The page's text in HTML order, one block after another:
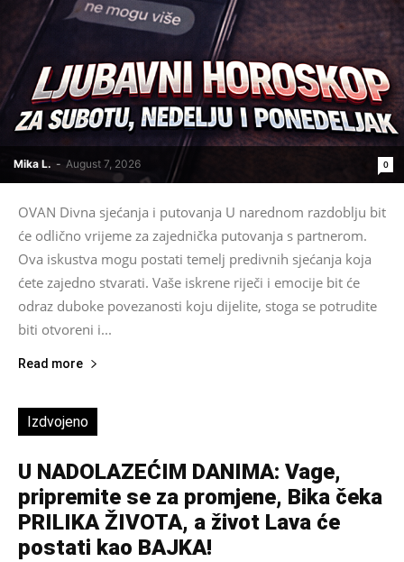
Mika L. - August 7, 2026 0
OVAN Divna sjećanja i putovanja U narednom razdoblju bit
će odlično vrijeme za zajednička putovanja s partnerom.
Ova iskustva mogu postati temelj predivnih sjećanja koja
ćete zajedno stvarati. Vaše iskrene riječi i emocije bit će
odraz duboke povezanosti koju dijelite, stoga se potrudite
biti otvoreni i...
Read more
Izdvojeno
U NADOLAZEĆIM DANIMA: Vage,
pripremite se za promjene, Bika čeka
PRILIKA ŽIVOTA, a život Lava će
postati kao BAJKA!